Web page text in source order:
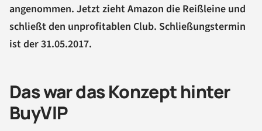
angenommen. Jetzt zieht Amazon die Reißleine und
schließt den unprofitablen Club. Schließungstermin
ist der 31.05.2017.
Das war das Konzept hinter
BuyVIP